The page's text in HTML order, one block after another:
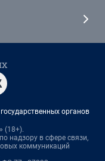
органов
(18+).
надзору в сфере связи,
коммуникаций